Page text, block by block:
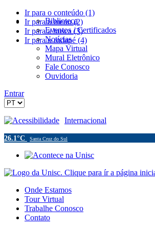
Ir para o conteúdo (1)
Ir para o menu (2)
Ir para a busca (3)
Ir para o rodapé (4)
Biblioteca
Eventos / Certificados
Notícias
Mapa Virtual
Mural Eletrônico
Fale Conosco
Ouvidoria
Entrar
Acessibilidade Internacional
26.1°C Santa Cruz do Sul
Onde Estamos
Tour Virtual
Trabalhe Conosco
Contato